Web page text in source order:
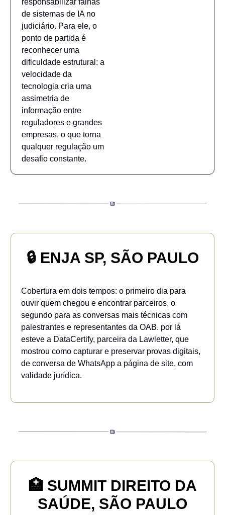
de sistemas de IA no
judiciário. Para ele, o
ponto de partida é
reconhecer uma
dificuldade estrutural: a
velocidade da
tecnologia cria uma
assimetria de
informação entre
reguladores e grandes
empresas, o que torna
qualquer regulação um
desafio constante.
🔒 ENJA SP, SÃO PAULO
Cobertura em dois tempos: o primeiro dia para
ouvir quem chegou e encontrar parceiros, o
segundo para as conversas mais técnicas com
palestrantes e representantes da OAB. por lá
esteve a DataCertify, parceira da Lawletter, que
mostrou como capturar e preservar provas digitais,
de conversa de WhatsApp a página de site, com
validade jurídica.
🏥 SUMMIT DIREITO DA
SAÚDE, SÃO PAULO